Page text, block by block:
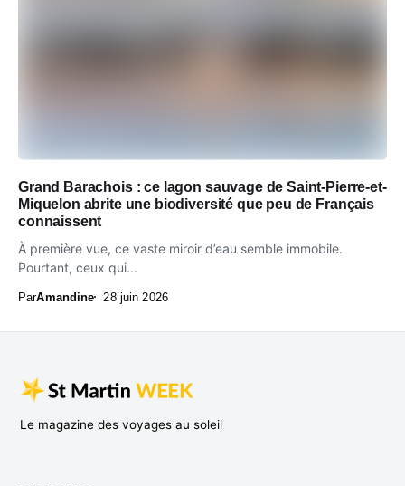
Grand Barachois : ce lagon sauvage de Saint-Pierre-et-
Miquelon abrite une biodiversité que peu de Français
connaissent
À première vue, ce vaste miroir d’eau semble immobile.
Pourtant, ceux qui...
ParAmandine 28 juin 2026
Le magazine des voyages au soleil